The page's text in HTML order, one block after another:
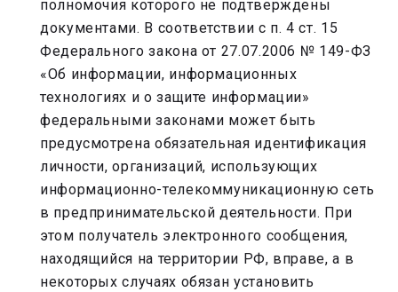
полномочия которого не подтверждены
документами. В соответствии с п. 4 ст. 15
Федерального закона от 27.07.2006 № 149-ФЗ
«Об информации, информационных
технологиях и о защите информации»
федеральными законами может быть
предусмотрена обязательная идентификация
личности, организаций, использующих
информационно-телекоммуникационную сеть
в предпринимательской деятельности. При
этом получатель электронного сообщения,
находящийся на территории РФ, вправе, а в
некоторых случаях обязан установить